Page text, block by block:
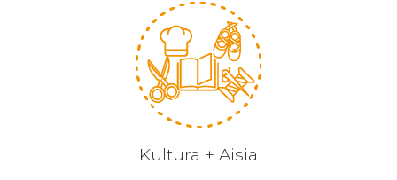
Kultura + Aisia